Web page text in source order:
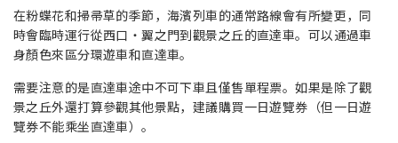
在粉蝶花和掃帚草的季節，海濱列車的通常路線會有所變更，同
時會臨時運行從西口・翼之門到觀景之丘的直達車。可以通過車
身顏色來區分環遊車和直達車。
需要注意的是直達車途中不可下車且僅售單程票。如果是除了觀
景之丘外還打算參觀其他景點，建議購買一日遊覽券（但一日遊
覽券不能乘坐直達車）。